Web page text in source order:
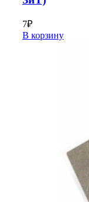
7₽
В корзину